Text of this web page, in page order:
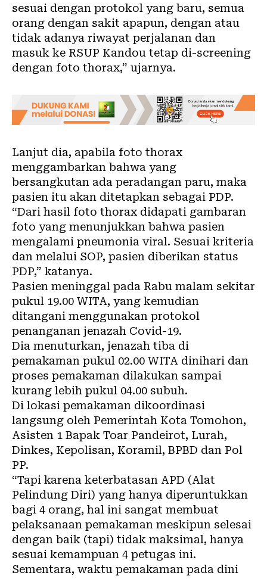
sesuai dengan protokol yang baru, semua
orang dengan sakit apapun, dengan atau
tidak adanya riwayat perjalanan dan
masuk ke RSUP Kandou tetap di-screening
dengan foto thorax,” ujarnya.
Lanjut dia, apabila foto thorax
menggambarkan bahwa yang
bersangkutan ada peradangan paru, maka
pasien itu akan ditetapkan sebagai PDP.
“Dari hasil foto thorax didapati gambaran
foto yang menunjukkan bahwa pasien
mengalami pneumonia viral. Sesuai kriteria
dan melalui SOP, pasien diberikan status
PDP,” katanya.
Pasien meninggal pada Rabu malam sekitar
pukul 19.00 WITA, yang kemudian
ditangani menggunakan protokol
penanganan jenazah Covid-19.
Dia menuturkan, jenazah tiba di
pemakaman pukul 02.00 WITA dinihari dan
proses pemakaman dilakukan sampai
kurang lebih pukul 04.00 subuh.
Di lokasi pemakaman dikoordinasi
langsung oleh Pemerintah Kota Tomohon,
Asisten 1 Bapak Toar Pandeirot, Lurah,
Dinkes, Kepolisan, Koramil, BPBD dan Pol
PP.
“Tapi karena keterbatasan APD (Alat
Pelindung Diri) yang hanya diperuntukkan
bagi 4 orang, hal ini sangat membuat
pelaksanaan pemakaman meskipun selesai
dengan baik (tapi) tidak maksimal, hanya
sesuai kemampuan 4 petugas ini.
Sementara, waktu pemakaman pada dini